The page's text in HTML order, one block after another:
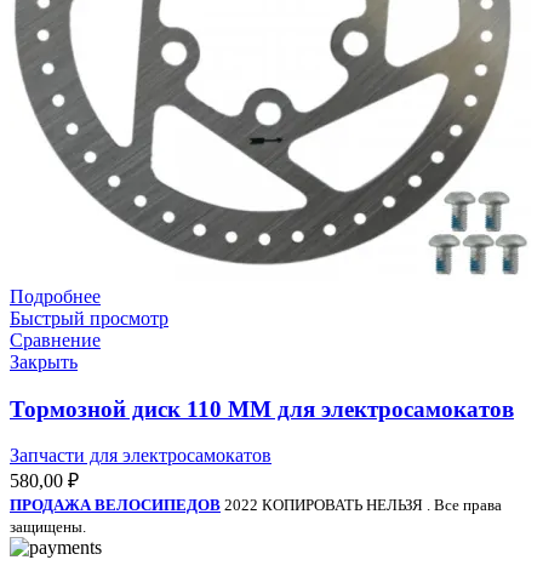
Подробнее
Быстрый просмотр
Сравнение
Закрыть
Тормозной диск 110 ММ для электросамокатов
Запчасти для электросамокатов
580,00 ₽
ПРОДАЖА ВЕЛОСИПЕДОВ 2022 КОПИРОВАТЬ НЕЛЬЗЯ . Все права
защищены.